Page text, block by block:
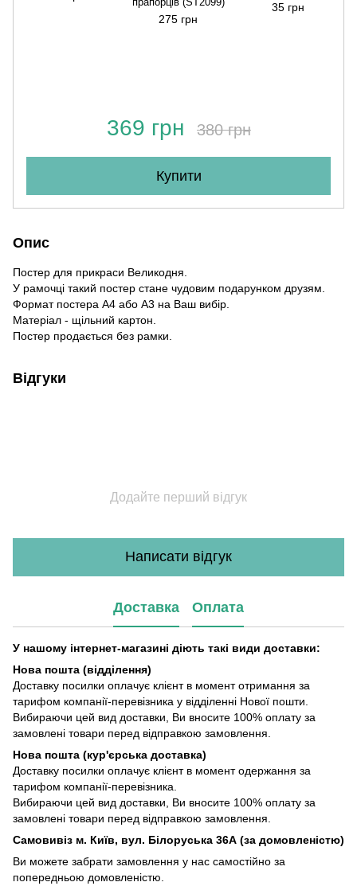
275 грн
35 грн
369 грн 380 грн
Купити
Опис
Постер для прикраси Великодня.
У рамочці такий постер стане чудовим подарунком друзям.
Формат постера А4 або А3 на Ваш вибір.
Матеріал - щільний картон.
Постер продається без рамки.
Відгуки
Додайте перший відгук
Написати відгук
Доставка Оплата
У нашому інтернет-магазині діють такі види доставки:
Нова пошта (відділення)
Доставку посилки оплачує клієнт в момент отримання за
тарифом компанії-перевізника у відділенні Нової пошти.
Вибираючи цей вид доставки, Ви вносите 100% оплату за
замовлені товари перед відправкою замовлення.
Нова пошта (кур'єрська доставка)
Доставку посилки оплачує клієнт в момент одержання за
тарифом компанії-перевізника.
Вибираючи цей вид доставки, Ви вносите 100% оплату за
замовлені товари перед відправкою замовлення.
Самовивіз м. Київ, вул. Білоруська 36А (за домовленістю)
Ви можете забрати замовлення у нас самостійно за
попередньою домовленістю.